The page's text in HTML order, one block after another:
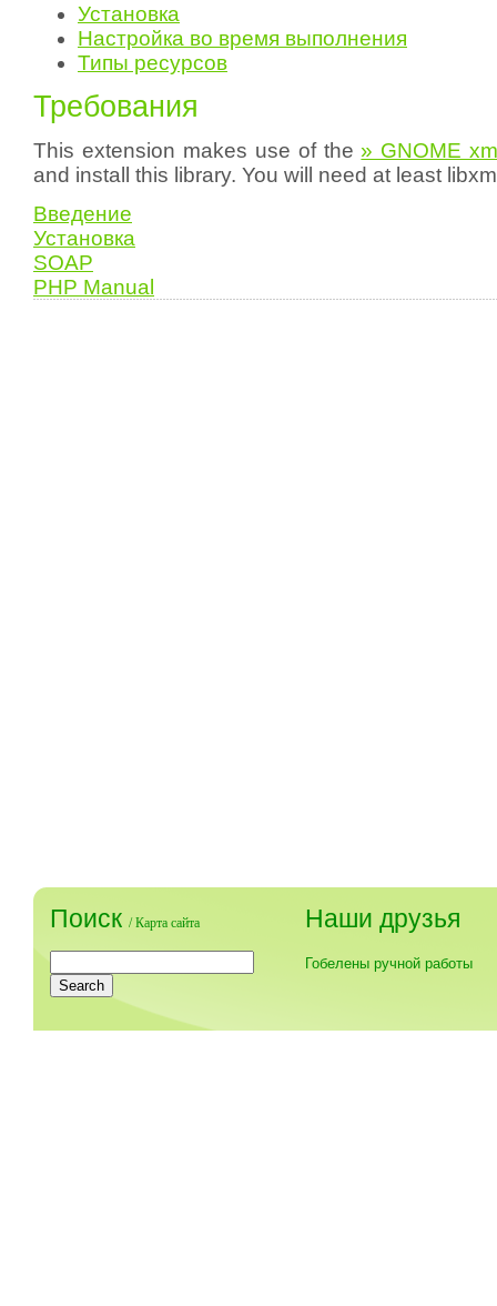
Установка
Настройка во время выполнения
Типы ресурсов
Требования
This extension makes use of the» GNOME
and install this library. You will need at least
Введение
Установка
SOAP
PHP Manual
Поиск /Карта сайта Наши друзья
Гобелены ручной работы